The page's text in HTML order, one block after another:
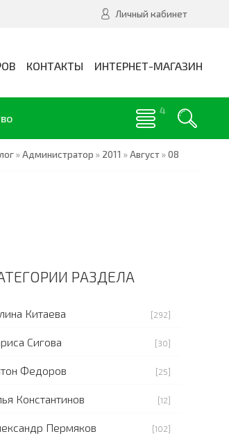
Личный кабинет
КОНТАКТЫ ИНТЕРНЕТ-МАГАЗИН
»Администратор » 2011 »Август»08
РАЗДЕЛА
Китаева [292]
Сигова [30]
Федоров [25]
Константинов [12]
Пермяков [102]